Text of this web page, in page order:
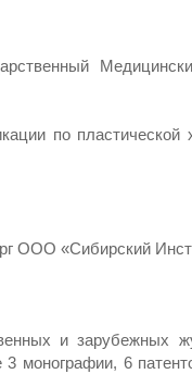
по
ООО «Сибирский
и зарубежных
монографии, 6